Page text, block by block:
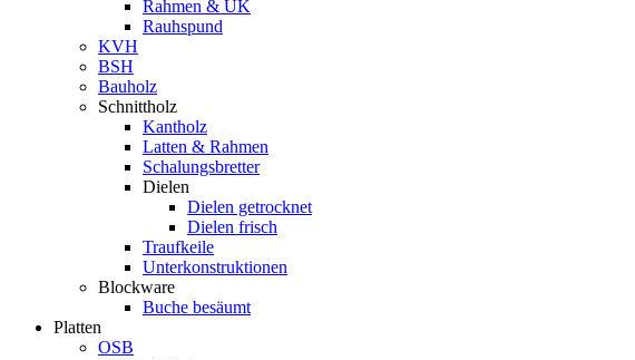
Rahmen & UK
Rauhspund
KVH
BSH
Bauholz
Schnittholz
Kantholz
Latten & Rahmen
Schalungsbretter
Dielen
Dielen getrocknet
Dielen frisch
Traufkeile
Unterkonstruktionen
Blockware
Buche besäumt
Platten
OSB